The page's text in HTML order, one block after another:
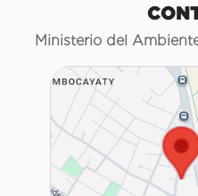
Ministerio del